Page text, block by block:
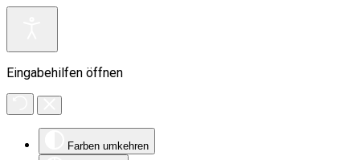
Eingabehilfen öffnen
Farben umkehren